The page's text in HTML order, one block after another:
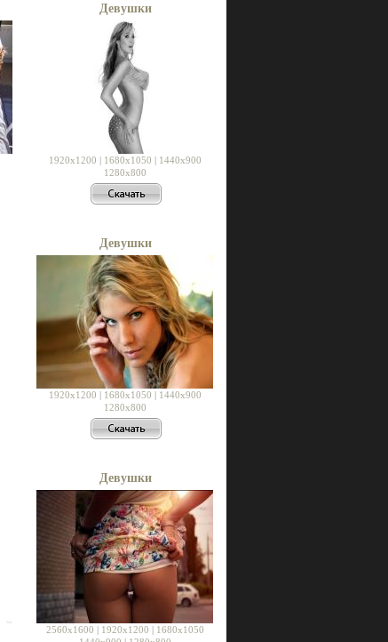
Девушки
1920x1200 | 1680x1050 | 1440x900
1280x800
Девушки
1920x1200 | 1680x1050 | 1440x900
1280x800
Девушки
2560x1600 | 1920x1200 | 1680x1050